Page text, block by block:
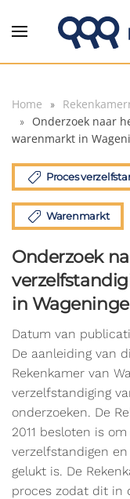
Overslaan en
Home
Onderzoek naar
warenmarkt in
Proces
Warenmarkt
Onderzoek
in
Datum van
De aanleiding van
Rekenkamer van
verzelfstandiging
onderzoeken. De
2011 besloten is
verzelfstandigen
gelukt is. De
proces zodat dit in